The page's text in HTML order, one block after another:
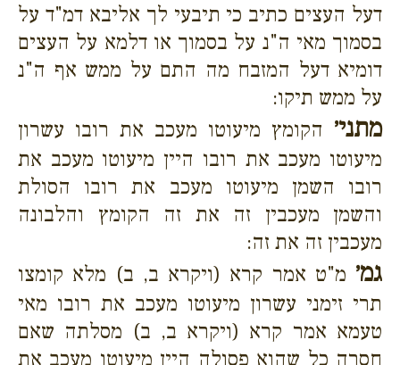
דעל העצים כתיב כי תיבעי לך אליבא דמ"ד על
בסמוך מאי ה"נ על בסמוך או דלמא על העצים
דומיא דעל המזבח מה התם על ממש אף ה"נ
על ממש תיקו:
מתני׳ הקומץ מיעוטו מעכב את רובו עשרון
מיעוטו מעכב את רובו היין מיעוטו מעכב את
רובו השמן מיעוטו מעכב את רובו הסולת
והשמן מעכבין זה את זה הקומץ והלבונה
מעכבין זה את זה:
גמ׳ מ"ט אמר קרא (ויקרא ב, ב) מלא קומצו
תרי זימני עשרון מיעוטו מעכב את רובו מאי
טעמא אמר קרא (ויקרא ב, ב) מסלתה שאם